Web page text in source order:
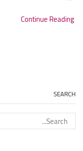
Continue Reading
SEARCH